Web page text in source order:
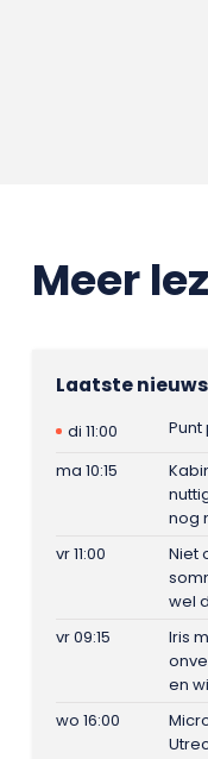
Meer
Laatste nieuws
di 11:00
ma 10:15
nog
vr 11:00
Niet
wel
vr 09:15
Iris
en
wo 16:00